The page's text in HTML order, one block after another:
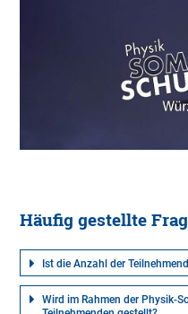
Häufig gestellte
Ist die Anzahl der
Wird im Rahmen der Physik-